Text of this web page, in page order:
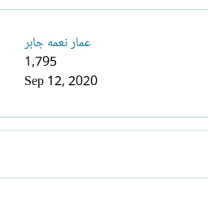
عمار نعمه جابر
1,795
Sep 12, 2020